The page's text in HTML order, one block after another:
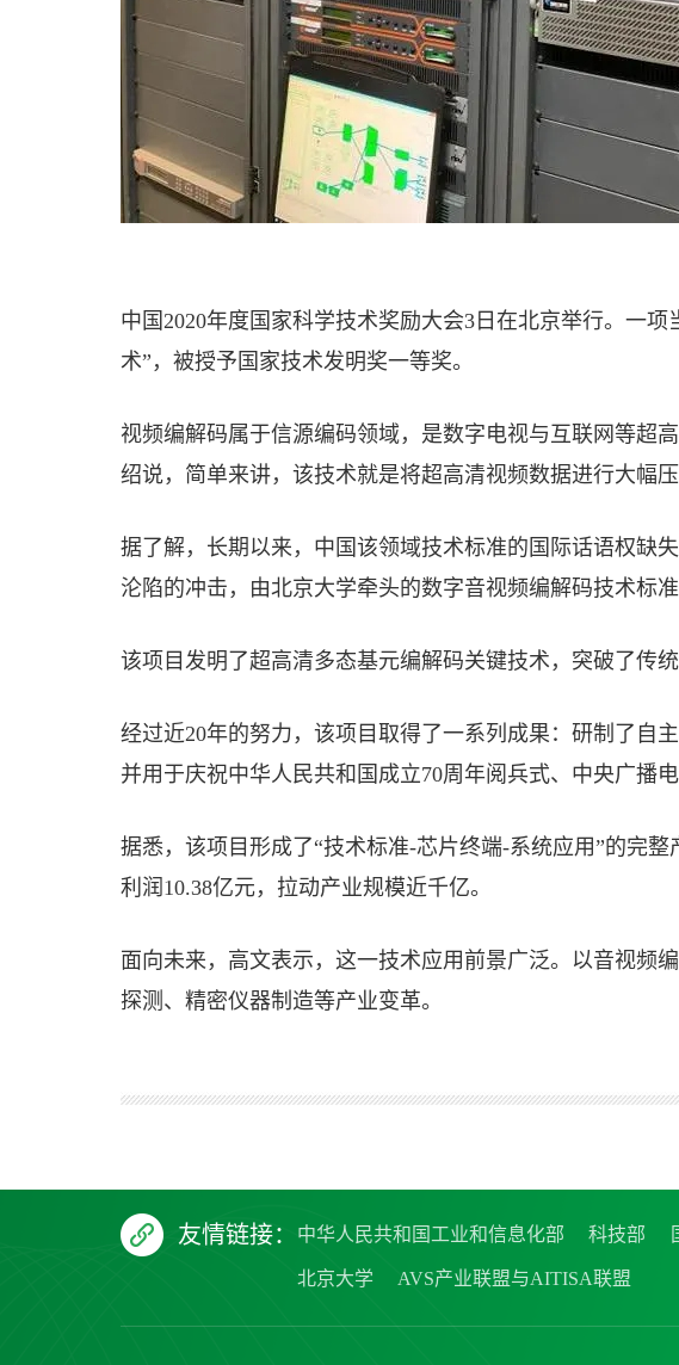
中国2020年度国家科学技术奖励大会3日在北京举行。一
术”，被授予国家技术发明奖一等奖。
视频编解码属于信源编码领域，是数字电视与互联网等超
绍说，简单来讲，该技术就是将超高清视频数据进行大幅
据了解，长期以来，中国该领域技术标准的国际话语权缺
沦陷的冲击，由北京大学牵头的数字音视频编解码技术标
该项目发明了超高清多态基元编解码关键技术，突破了传
经过近20年的努力，该项目取得了一系列成果：研制了自
并用于庆祝中华人民共和国成立70周年阅兵式、中央广播
据悉，该项目形成了“技术标准-芯片终端-系统应用”的完
利润10.38亿元，拉动产业规模近千亿。
面向未来，高文表示，这一技术应用前景广泛。以音视频
探测、精密仪器制造等产业变革。
友情链接： 中华人民共和国工业和信息化部 科技部
北京大学 AVS产业联盟与AITISA联盟